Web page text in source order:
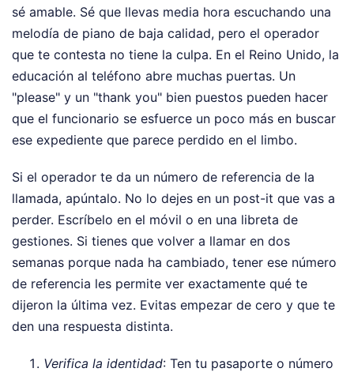
sé amable. Sé que llevas media hora escuchando una
melodía de piano de baja calidad, pero el operador
que te contesta no tiene la culpa. En el Reino Unido, la
educación al teléfono abre muchas puertas. Un
"please" y un "thank you" bien puestos pueden hacer
que el funcionario se esfuerce un poco más en buscar
ese expediente que parece perdido en el limbo.
Si el operador te da un número de referencia de la
llamada, apúntalo. No lo dejes en un post-it que vas a
perder. Escríbelo en el móvil o en una libreta de
gestiones. Si tienes que volver a llamar en dos
semanas porque nada ha cambiado, tener ese número
de referencia les permite ver exactamente qué te
dijeron la última vez. Evitas empezar de cero y que te
den una respuesta distinta.
Verifica la identidad: Ten tu pasaporte o número